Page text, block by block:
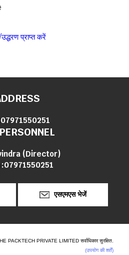
प्राप्त करें
07971550251
(Director)
:07971550251
एसएमएस भेजें
PACKTECH PRIVATE LIMITED सर्वाधिकार सुरक्षित.
(उपयोग की शर्तें)